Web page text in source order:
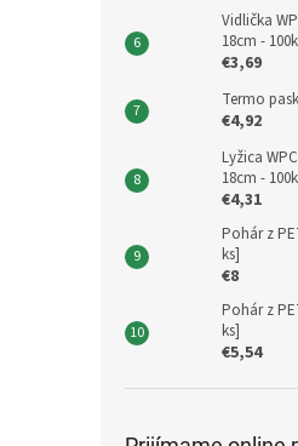
Vidlička
18cm -
€3,69
Termo
€4,92
Lyžica
18cm -
€4,31
Pohár z
ks]
€8
Pohár z
ks]
€5,54